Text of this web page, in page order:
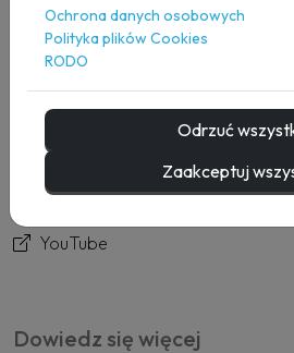
Ochrona danych osobowych
Polityka plików Cookies
RODO
Odrzuć
Zaakceptuj
O nas
Nasz zespół
YouTube
Dowiedz się więcej